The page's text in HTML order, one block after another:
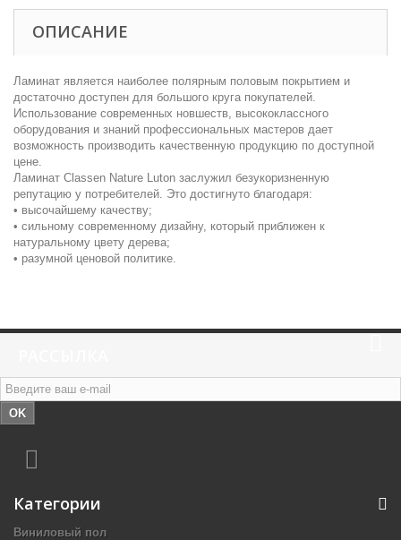
ОПИСАНИЕ
Ламинат является наиболее полярным половым покрытием и
достаточно доступен для большого круга покупателей.
Использование современных новшеств, высококлассного
оборудования и знаний профессиональных мастеров дает
возможность производить качественную продукцию по доступной
цене.
Ламинат Classen Nature Luton заслужил безукоризненную
репутацию у потребителей. Это достигнуто благодаря:
• высочайшему качеству;
• сильному современному дизайну, который приближен к
натуральному цвету дерева;
• разумной ценовой политике.
OK
Категории
Виниловый пол